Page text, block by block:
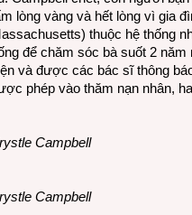
lòng vàng và hết lòng vì gia
thuộc hệ thống
để chăm sóc bà suốt 2
và được các bác sĩ thông
phép vào thăm nạn nhân,
Campbell
Campbell